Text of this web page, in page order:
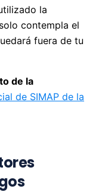
la
contempla el
fuera de tu
de la
de SIMAP de la